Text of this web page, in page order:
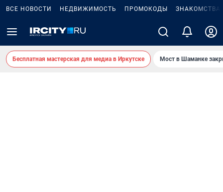
ВСЕ НОВОСТИ НЕДВИЖИМОСТЬ ПРОМОКОДЫ ЗНАКОМСТВА
Бесплатная мастерская для медиа в Иркутске Мост в Шаманке